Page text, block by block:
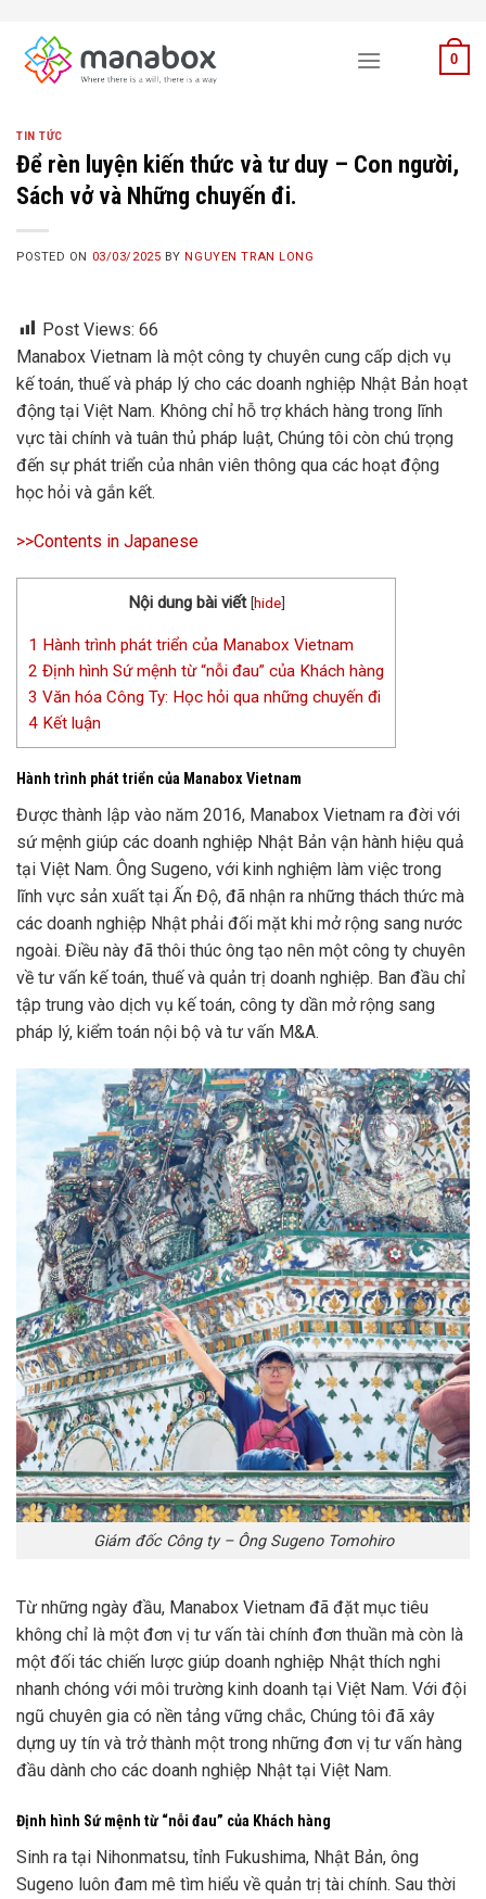
content
0
TIN TỨC
Để rèn luyện kiến thức và tư duy – Con người,
Sách vở và Những chuyến đi.
POSTED ON 03/03/2025 BYNGUYEN TRAN LONG
Post Views: 66
Manabox Vietnam là một công ty chuyên cung cấp dịch vụ
kế toán, thuế và pháp lý cho các doanh nghiệp Nhật Bản hoạt
động tại Việt Nam. Không chỉ hỗ trợ khách hàng trong lĩnh
vực tài chính và tuân thủ pháp luật, Chúng tôi còn chú trọng
đến sự phát triển của nhân viên thông qua các hoạt động
học hỏi và gắn kết.
>>Contents in Japanese
Nội dung bài viết [hide]
1 Hành trình phát triển của Manabox Vietnam
2 Định hình Sứ mệnh từ “nỗi đau” của Khách hàng
3 Văn hóa Công Ty: Học hỏi qua những chuyến đi
4 Kết luận
Hành trình phát triển của Manabox Vietnam
Được thành lập vào năm 2016, Manabox Vietnam ra đời với
sứ mệnh giúp các doanh nghiệp Nhật Bản vận hành hiệu quả
tại Việt Nam. Ông Sugeno, với kinh nghiệm làm việc trong
lĩnh vực sản xuất tại Ấn Độ, đã nhận ra những thách thức mà
các doanh nghiệp Nhật phải đối mặt khi mở rộng sang nước
ngoài. Điều này đã thôi thúc ông tạo nên một công ty chuyên
về tư vấn kế toán, thuế và quản trị doanh nghiệp. Ban đầu chỉ
tập trung vào dịch vụ kế toán, công ty dần mở rộng sang
pháp lý, kiểm toán nội bộ và tư vấn M&A.
Giám đốc Công ty – Ông Sugeno Tomohiro
Từ những ngày đầu, Manabox Vietnam đã đặt mục tiêu
không chỉ là một đơn vị tư vấn tài chính đơn thuần mà còn là
một đối tác chiến lược giúp doanh nghiệp Nhật thích nghi
nhanh chóng với môi trường kinh doanh tại Việt Nam. Với đội
ngũ chuyên gia có nền tảng vững chắc, Chúng tôi đã xây
dựng uy tín và trở thành một trong những đơn vị tư vấn hàng
đầu dành cho các doanh nghiệp Nhật tại Việt Nam.
Định hình Sứ mệnh từ “nỗi đau” của Khách hàng
Sinh ra tại Nihonmatsu, tỉnh Fukushima, Nhật Bản, ông
Sugeno luôn đam mê tìm hiểu về quản trị tài chính. Sau thời